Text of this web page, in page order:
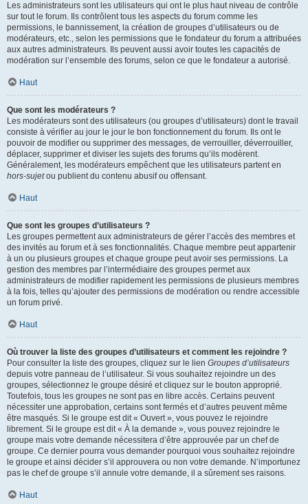
Les administrateurs sont les utilisateurs qui ont le plus haut niveau de contrôle
sur tout le forum. Ils contrôlent tous les aspects du forum comme les
permissions, le bannissement, la création de groupes d’utilisateurs ou de
modérateurs, etc., selon les permissions que le fondateur du forum a attribuées
aux autres administrateurs. Ils peuvent aussi avoir toutes les capacités de
modération sur l’ensemble des forums, selon ce que le fondateur a autorisé.
Haut
Que sont les modérateurs ?
Les modérateurs sont des utilisateurs (ou groupes d’utilisateurs) dont le travail
consiste à vérifier au jour le jour le bon fonctionnement du forum. Ils ont le
pouvoir de modifier ou supprimer des messages, de verrouiller, déverrouiller,
déplacer, supprimer et diviser les sujets des forums qu’ils modèrent.
Généralement, les modérateurs empêchent que les utilisateurs partent en
hors-sujetou publient du contenu abusif ou offensant.
Haut
Que sont les groupes d’utilisateurs ?
Les groupes permettent aux administrateurs de gérer l’accès des membres et
des invités au forum et à ses fonctionnalités. Chaque membre peut appartenir
à un ou plusieurs groupes et chaque groupe peut avoir ses permissions. La
gestion des membres par l’intermédiaire des groupes permet aux
administrateurs de modifier rapidement les permissions de plusieurs membres
à la fois, telles qu’ajouter des permissions de modération ou rendre accessible
un forum privé.
Haut
Où trouver la liste des groupes d’utilisateurs et comment les rejoindre ?
Pour consulter la liste des groupes, cliquez sur le lien Groupes d’utilisateurs
depuis votre panneau de l’utilisateur. Si vous souhaitez rejoindre un des
groupes, sélectionnez le groupe désiré et cliquez sur le bouton approprié.
Toutefois, tous les groupes ne sont pas en libre accès. Certains peuvent
nécessiter une approbation, certains sont fermés et d’autres peuvent même
être masqués. Si le groupe est dit « Ouvert », vous pouvez le rejoindre
librement. Si le groupe est dit « À la demande », vous pouvez rejoindre le
groupe mais votre demande nécessitera d’être approuvée par un chef de
groupe. Ce dernier pourra vous demander pourquoi vous souhaitez rejoindre
le groupe et ainsi décider s’il approuvera ou non votre demande. N’importunez
pas le chef de groupe s’il annule votre demande, il a sûrement ses raisons.
Haut